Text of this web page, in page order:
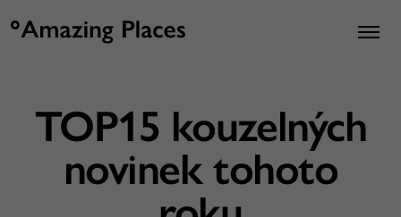
TOP15 kouzelných
novinek tohoto